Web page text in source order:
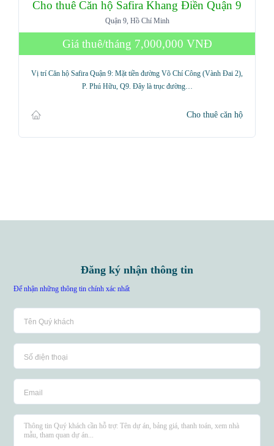
Cho thuê Căn hộ Safira Khang Điền Quận 9
Quận 9, Hồ Chí Minh
Giá thuê/tháng 7,000,000 VNĐ
Vị trí Căn hộ Safira Quận 9: Mặt tiền đường Võ Chí Công (Vành Đai 2),
P. Phú Hữu, Q9. Đây là trục đường…
Cho thuê căn hộ
Đăng ký nhận thông tin
Để nhận những thông tin chính xác nhất